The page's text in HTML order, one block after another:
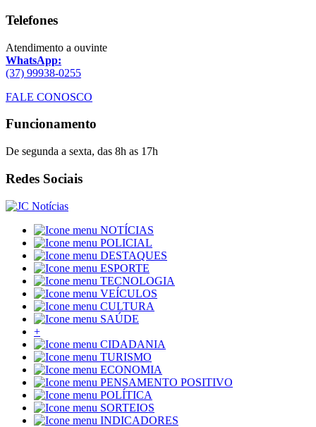
Telefones
Atendimento a ouvinte
WhatsApp:
(37) 99938-0255
FALE CONOSCO
Funcionamento
De segunda a sexta, das 8h as 17h
Redes Sociais
NOTÍCIAS
POLICIAL
DESTAQUES
ESPORTE
TECNOLOGIA
VEÍCULOS
CULTURA
SAÚDE
+
CIDADANIA
TURISMO
ECONOMIA
PENSAMENTO POSITIVO
POLÍTICA
SORTEIOS
INDICADORES